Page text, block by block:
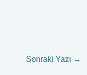
Sonraki Yazı →